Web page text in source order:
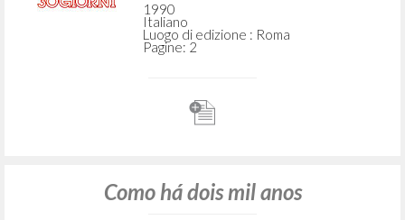
1990
Italiano
Luogo di edizione : Roma
Pagine: 2
Como há dois mil anos